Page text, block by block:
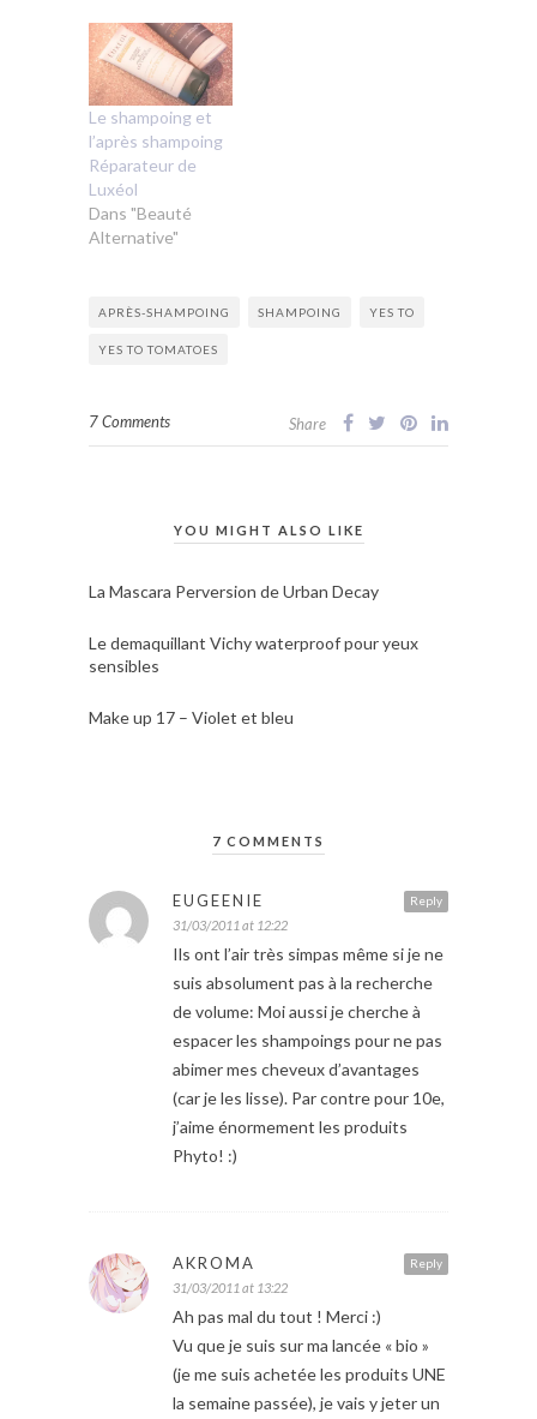
Le shampoing et
l’après shampoing
Réparateur de
Luxéol
Dans "Beauté
Alternative"
APRÈS-SHAMPOING SHAMPOING YES TO
YES TO TOMATOES
7 Comments Share
YOU MIGHT ALSO LIKE
La Mascara Perversion de Urban Decay
Le demaquillant Vichy waterproof pour yeux
sensibles
Make up 17 – Violet et bleu
7 COMMENTS
Reply
EUGEENIE
31/03/2011 at 12:22
Ils ont l’air très simpas même si je ne
suis absolument pas à la recherche
de volume: Moi aussi je cherche à
espacer les shampoings pour ne pas
abimer mes cheveux d’avantages
(car je les lisse). Par contre pour 10e,
j’aime énormement les produits
Phyto! :)
Reply
AKROMA
31/03/2011 at 13:22
Ah pas mal du tout ! Merci :)
Vu que je suis sur ma lancée « bio »
(je me suis achetée les produits UNE
la semaine passée), je vais y jeter un